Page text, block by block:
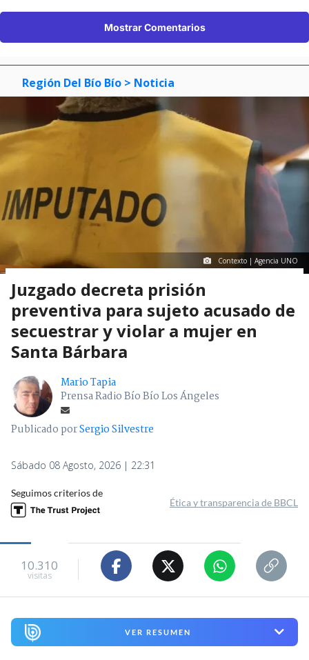
Mostrar Comentarios
Región Del Bío Bío > Noticia
Contexto | Agencia UNO
Juzgado decreta prisión
preventiva para sujeto acusado de
secuestrar y violar a mujer en
Santa Bárbara
Mario Tapia
Prensa Radio Bío Bío Los Ángeles
Publicado porSergio Silvestre
Sábado 08 Agosto, 2026 | 22:31
Seguimos criterios de
Ética y transparencia de BBCL
10.310
visitas
VER RESUMEN